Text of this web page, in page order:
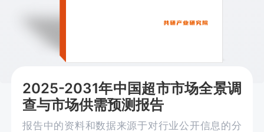
2025-2031年中国超市市场全景调
查与市场供需预测报告
报告中的资料和数据来源于对行业公开信息的分